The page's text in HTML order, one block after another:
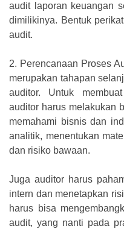
audit laporan keuangan
dimilikinya. Bentuk
audit.
2. Perencanaan Proses
merupakan tahapan
auditor. Untuk
auditor harus melakukan
memahami bisnis dan
analitik, menentukan
dan risiko bawaan.
Juga auditor harus
intern dan menetapkan
harus bisa
audit, yang nanti pada